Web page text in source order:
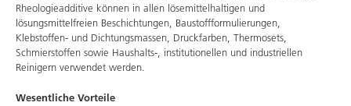
Rheologieadditive können in allen lösemittelhaltigen und
lösungsmittelfreien Beschichtungen, Baustoffformulierungen,
Klebstoffen- und Dichtungsmassen, Druckfarben, Thermosets,
Schmierstoffen sowie Haushalts-, institutionellen und industriellen
Reinigern verwendet werden.
Wesentliche Vorteile